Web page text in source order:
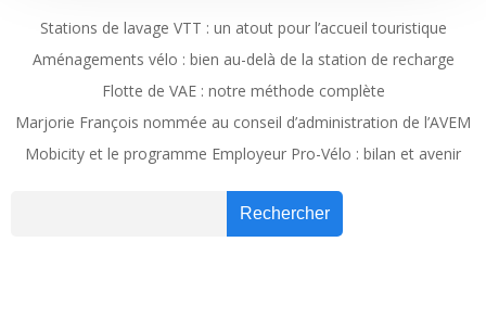
Stations de lavage VTT : un atout pour l’accueil touristique
Aménagements vélo : bien au-delà de la station de recharge
Flotte de VAE : notre méthode complète
Marjorie François nommée au conseil d’administration de l’AVEM
Mobicity et le programme Employeur Pro-Vélo : bilan et avenir
Rechercher